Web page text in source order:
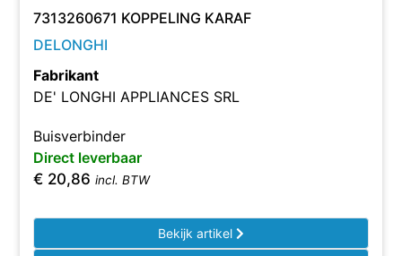
7313260671 KOPPELING KARAF
DELONGHI
Fabrikant
DE' LONGHI APPLIANCES SRL
Buisverbinder
Direct leverbaar
€ 20,86 incl. BTW
Bekijk artikel